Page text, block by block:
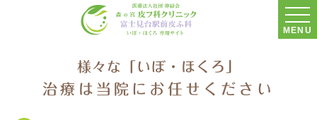
MENU
様々な「いぼ・ほくろ」
治療は当院にお任せください